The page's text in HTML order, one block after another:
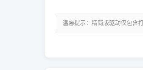
温馨提示：精简版驱动仅包含